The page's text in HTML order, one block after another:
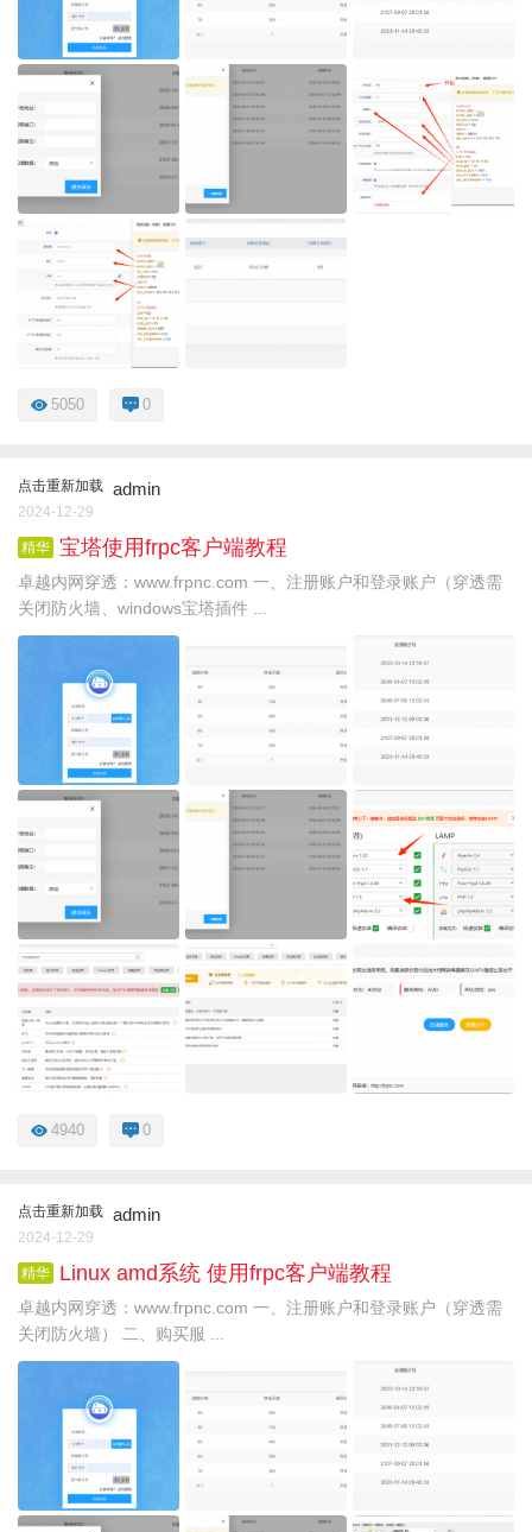
5050 0
点击重新加载 admin
2024-12-29
精华 宝塔使用frpc客户端教程
卓越内网穿透：www.frpnc.com 一、注册账户和登录账户（穿透需
关闭防火墙、windows宝塔插件 ...
4940 0
点击重新加载 admin
2024-12-29
精华 Linux amd系统 使用frpc客户端教程
卓越内网穿透：www.frpnc.com 一、注册账户和登录账户（穿透需
关闭防火墙） 二、购买服 ...